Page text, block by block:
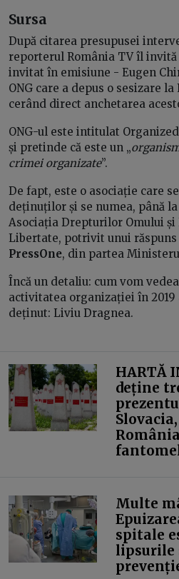
Sursa
După citarea presupusei
reporterul România TV îl invită
invitat în emisiune - Eugen
ONG care a depus o sesizare
cerând direct anchetarea
ONG-ul este intitulat
și pretinde că este un „
crimei organizate”.
De fapt, este o asociație care
deținuților și se numea, până
Asociația Drepturilor Omului
Libertate, potrivit unui
PressOne, din partea
Încă un detaliu: cum vom
activitatea organizației în
deținut: Liviu Dragnea.
HARTĂ
deține
Multe
spitale
lipsurile